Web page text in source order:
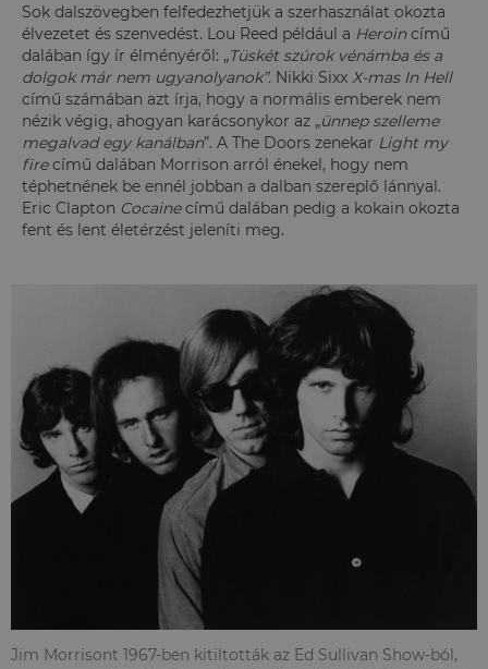
Sok dalszövegben felfedezhetjük a szerhasználat okozta
élvezetet és szenvedést. Lou Reed például a Heroincímű
dalában így ír élményéről: „Tüskét szúrok vénámba és a
dolgok már nem ugyanolyanok”. Nikki Sixx X-mas In Hell
című számában azt írja, hogy a normális emberek nem
nézik végig, ahogyan karácsonykor az „ünnep szelleme
megalvad egy kanálban”. A The Doors zenekar Light my
firecímű dalában Morrison arról énekel, hogy nem
téphetnének be ennél jobban a dalban szereplő lánnyal.
Eric Clapton Cocainecímű dalában pedig a kokain okozta
fent és lent életérzést jeleníti meg.
Jim Morrisont 1967-ben kitiltották az Ed Sullivan Show-ból,